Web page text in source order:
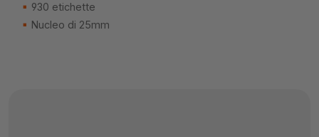
930 etichette
Nucleo di 25mm